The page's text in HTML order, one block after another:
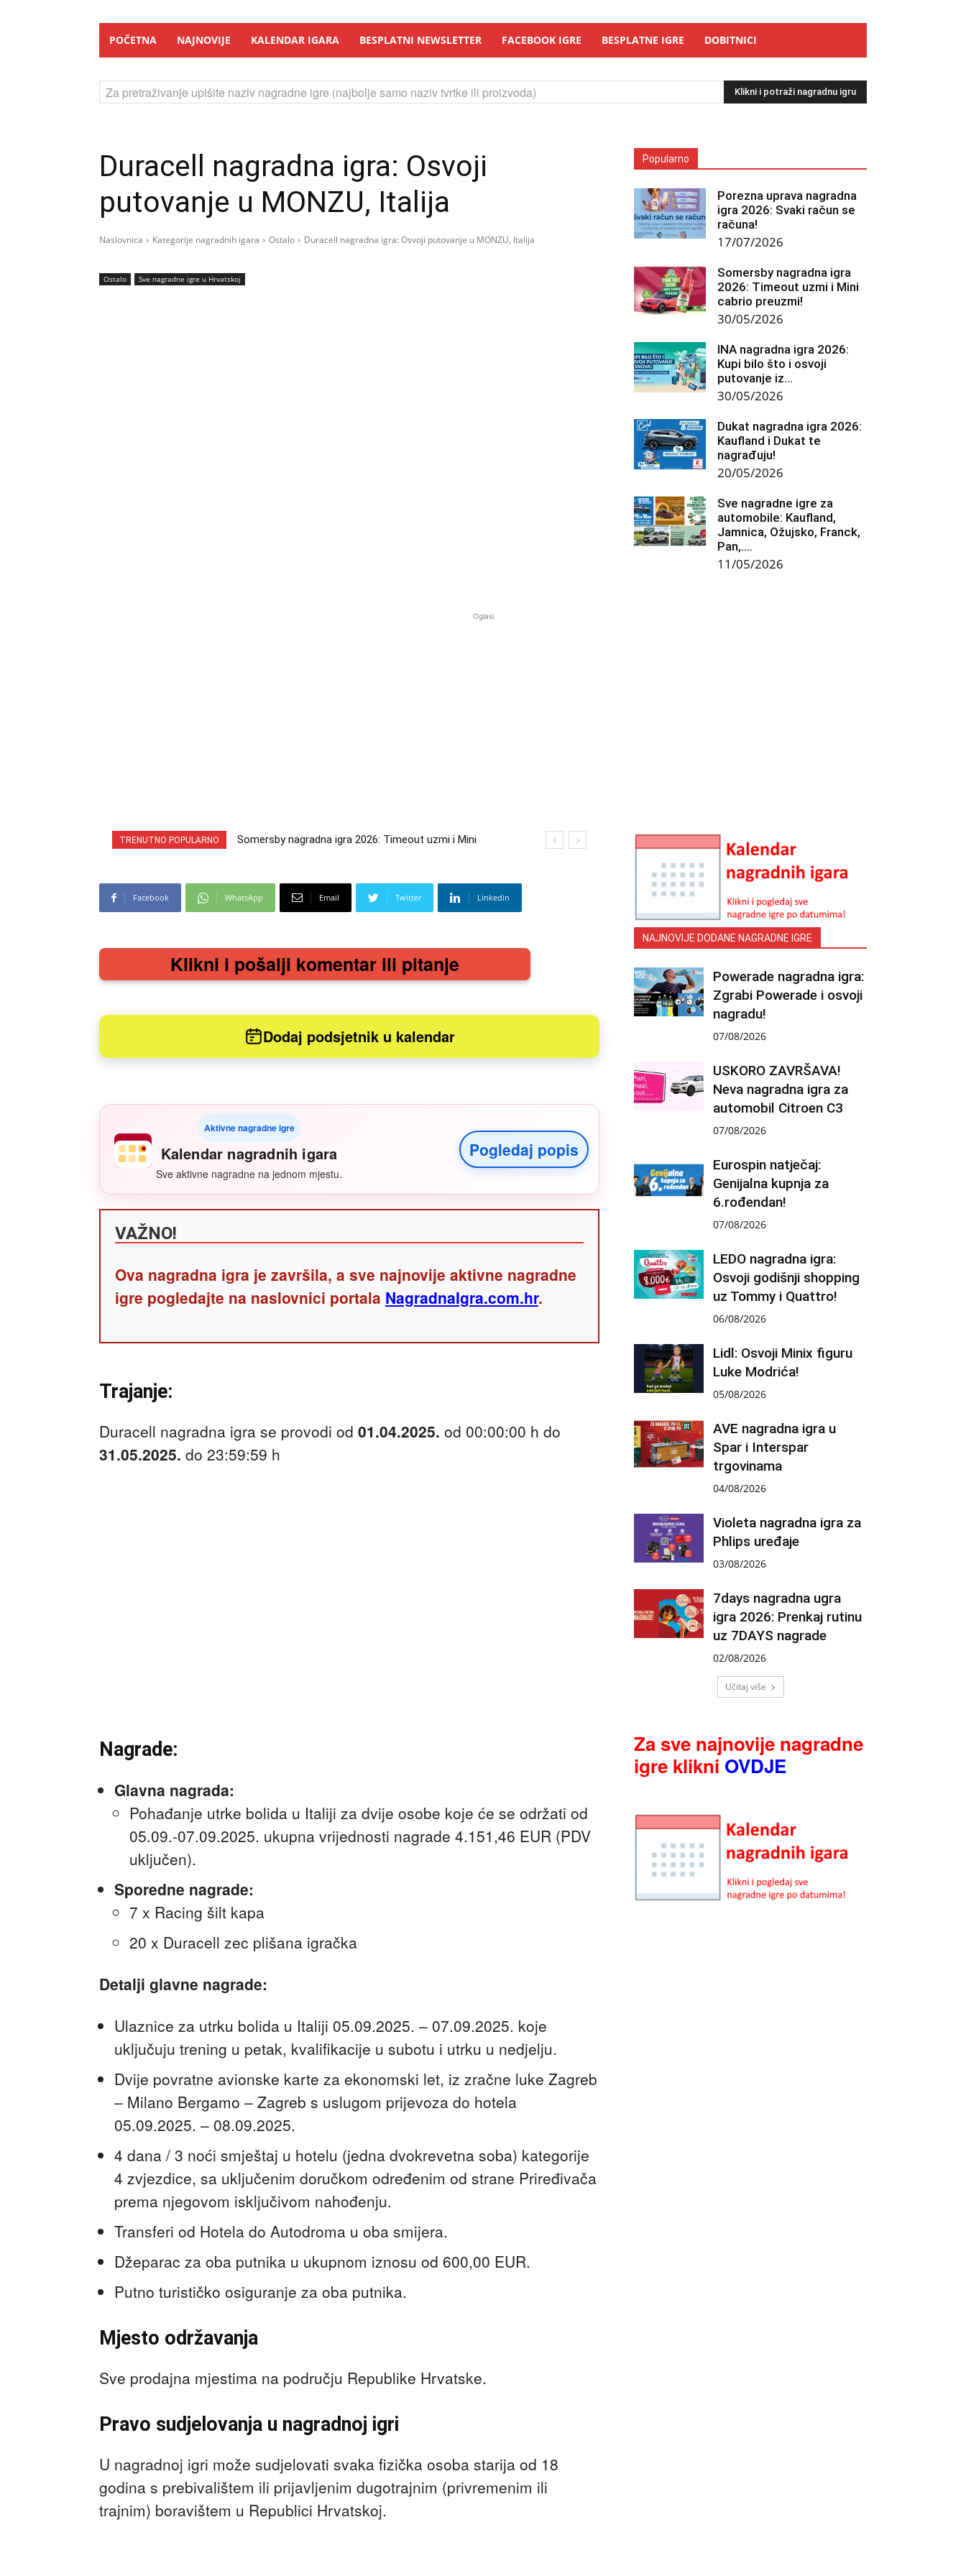
POČETNA NAJNOVIJE KALENDAR IGARA BESPLATNI NEWSLETTER FACEBOOK IGRE BESPLATNE IGRE DOBITNICI
Za pretraživanje upišite naziv nagradne igre (najbolje samo naziv tvrtke ili proizvoda) Klikni i potraži nagradnu igru
Duracell nagradna igra: Osvoji
putovanje u MONZU, Italija
Naslovnica Kategorije nagradnih igara Ostalo Duracell nagradna igra: Osvoji putovanje u MONZU, Italija
Ostalo Sve nagradne igre u Hrvatskoj
Popularno
Porezna uprava nagradna
igra 2026: Svaki račun se
računa!
17/07/2026
Somersby nagradna igra
2026: Timeout uzmi i Mini
cabrio preuzmi!
30/05/2026
INA nagradna igra 2026:
Kupi bilo što i osvoji
putovanje iz...
30/05/2026
Dukat nagradna igra 2026:
Kaufland i Dukat te
nagrađuju!
20/05/2026
Sve nagradne igre za
automobile: Kaufland,
Jamnica, Ožujsko, Franck,
Pan,….
11/05/2026
Oglasi
TRENUTNO POPULARNO
Somersby nagradna igra 2026: Timeout uzmi i Mini
INA nagradna igra 2026: Kupi bilo što i osvoji putovanje
Facebook WhatsApp Email Twitter Linkedin
Klikni i pošalji komentar ili pitanje
Dodaj podsjetnik u kalendar
Aktivne nagradne igre
Kalendar nagradnih igara
Sve aktivne nagradne na jednom mjestu.
Pogledaj popis
VAŽNO!
Ova nagradna igra je završila, a sve najnovije aktivne nagradne
igre pogledajte na naslovnici portala NagradnaIgra.com.hr.
Trajanje:
Duracell nagradna igra se provodi od 01.04.2025. od 00:00:00 h do
31.05.2025. do 23:59:59 h
Nagrade:
Glavna nagrada:
Pohađanje utrke bolida u Italiji za dvije osobe koje će se održati od
05.09.-07.09.2025. ukupna vrijednosti nagrade 4.151,46 EUR (PDV
uključen).
Sporedne nagrade:
7 x Racing šilt kapa
20 x Duracell zec plišana igračka
Detalji glavne nagrade:
Ulaznice za utrku bolida u Italiji 05.09.2025. – 07.09.2025. koje
uključuju trening u petak, kvalifikacije u subotu i utrku u nedjelju.
Dvije povratne avionske karte za ekonomski let, iz zračne luke Zagreb
– Milano Bergamo – Zagreb s uslugom prijevoza do hotela
05.09.2025. – 08.09.2025.
4 dana / 3 noći smještaj u hotelu (jedna dvokrevetna soba) kategorije
4 zvjezdice, sa uključenim doručkom određenim od strane Priređivača
prema njegovom isključivom nahođenju.
Transferi od Hotela do Autodroma u oba smijera.
Džeparac za oba putnika u ukupnom iznosu od 600,00 EUR.
Putno turističko osiguranje za oba putnika.
Mjesto održavanja
Sve prodajna mjestima na području Republike Hrvatske.
Pravo sudjelovanja u nagradnoj igri
U nagradnoj igri može sudjelovati svaka fizička osoba starija od 18
godina s prebivalištem ili prijavljenim dugotrajnim (privremenim ili
trajnim) boravištem u Republici Hrvatskoj.
NAJNOVIJE DODANE NAGRADNE IGRE
Powerade nagradna igra:
Zgrabi Powerade i osvoji
nagradu!
07/08/2026
USKORO ZAVRŠAVA!
Neva nagradna igra za
automobil Citroen C3
07/08/2026
Eurospin natječaj:
Genijalna kupnja za
6.rođendan!
07/08/2026
LEDO nagradna igra:
Osvoji godišnji shopping
uz Tommy i Quattro!
06/08/2026
Lidl: Osvoji Minix figuru
Luke Modrića!
05/08/2026
AVE nagradna igra u
Spar i Interspar
trgovinama
04/08/2026
Violeta nagradna igra za
Phlips uređaje
03/08/2026
7days nagradna ugra
igra 2026: Prenkaj rutinu
uz 7DAYS nagrade
02/08/2026
Učitaj više
Za sve najnovije nagradne
igre klikni OVDJE